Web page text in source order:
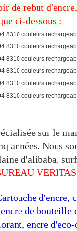
de rebut
ci-dessous :
sur le
années. Nous
d'alibaba,
VERITAS
d'encre,
de bouteille
encre